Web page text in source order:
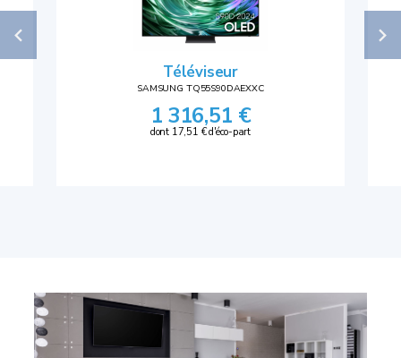
Téléviseur
SAMSUNG TQ55S90DAEXXC
1 316,51 €
dont 17,51 € d'éco-part